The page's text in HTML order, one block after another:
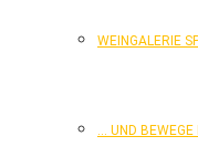
WEINGALERIE
… UND BEWEGE